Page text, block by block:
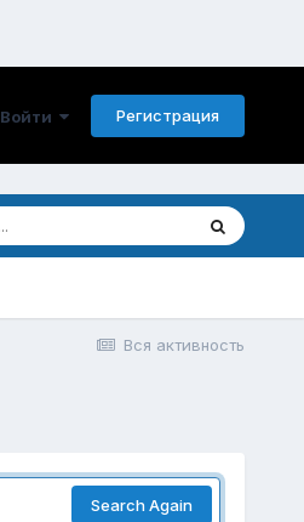
Войти Регистрация
Вся активность
Search Again